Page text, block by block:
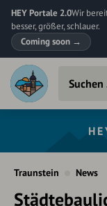
HEY Portale 2.0Wir
besser, größer, schlauer.
Coming soon →
Traunstein News